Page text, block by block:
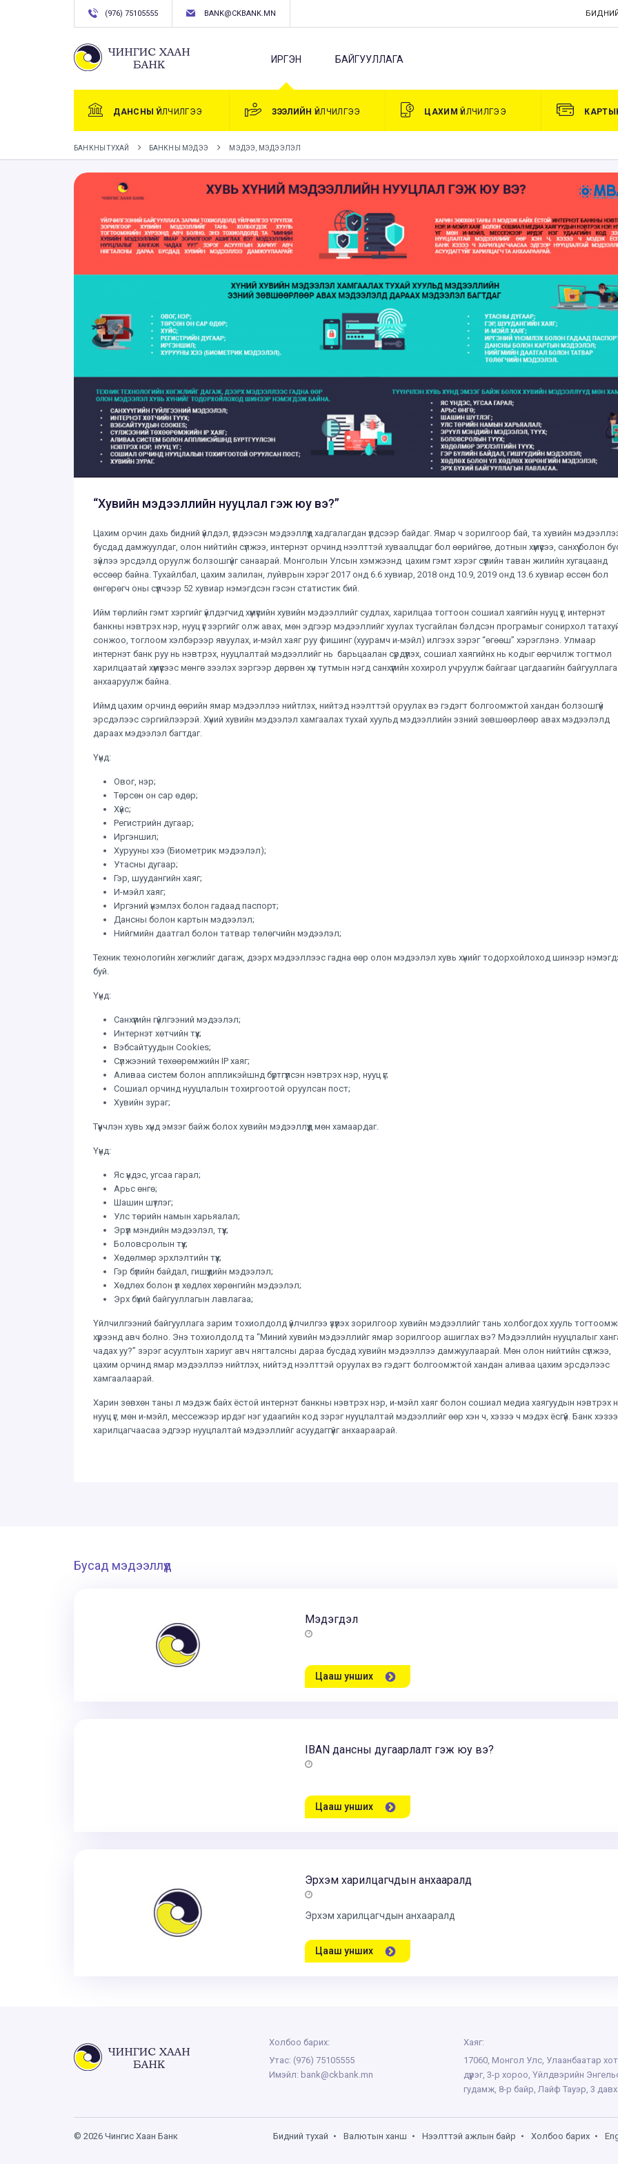
(976) 75105555 BANK@CKBANK.MN
ИРГЭН БАЙГУУЛЛАГА
ДАНСНЫ ҮЙЛЧИЛГЭЭ ЗЭЭЛИЙН ҮЙЛЧИЛГЭЭ ЦАХИМ ҮЙЛЧИЛГЭЭ
БАНКНЫ ТУХАЙ БАНКНЫ МЭДЭЭ МЭДЭЭ, МЭДЭЭЛЭЛ
“Хувийн мэдээллийн нууцлал гэж юу вэ?”
Цахим орчин дахь бидний үйлдэл, үлдээсэн мэдээллүүд хадгалагдан үлдсээр байдаг. Ямар ч зорилгоор бай, та хувийн
бусдад дамжуулдаг, олон нийтийн сүлжээ, интернэт орчинд нээлттэй хуваалцдаг бол өөрийгөө, дотнын хүмүүсээ, санхүү болон
зүйлээ эрсдэлд оруулж болзошгүйг санаарай. Монголын Улсын хэмжээнд цахим гэмт хэрэг сүүлийн таван жилийн хугацаанд
өссөөр байна. Тухайлбал, цахим залилан, луйврын хэрэг 2017 онд 6.6 хувиар, 2018 онд 10.9, 2019 онд 13.6 хувиар өссөн бол
өнгөрөгч оны сүүлчээр 52 хувиар нэмэгдсэн гэсэн статистик бий.
Ийм төрлийн гэмт хэргийг үйлдэгчид хүмүүсийн хувийн мэдээллийг судлах, харилцаа тогтоон сошиал хаягийн нууц үг, интернэт
банкны нэвтрэх нэр, нууц үг зэргийг олж авах, мөн эдгээр мэдээллийг хуулах тусгайлан бэлдсэн програмыг сонирхол
сонжоо, тоглоом хэлбэрээр явуулах, и-мэйл хаяг руу фишинг (хуурамч и-мэйл) илгээх зэрэг “өгөөш” хэрэглэнэ. Улмаар
интернэт банк руу нь нэвтрэх, нууцлалтай мэдээллийг нь барьцаалан сүрдүүлэх, сошиал хаягийнх нь кодыг өөрчилж тогтмол
харилцаатай хүмүүсээс мөнгө зээлэх зэргээр дөрвөн хүн тутмын нэгд санхүүгийн хохирол учруулж байгааг цагдаагийн
анхааруулж байна.
Иймд цахим орчинд өөрийн ямар мэдээллээ нийтлэх, нийтэд нээлттэй оруулах вэ гэдэгт болгоомжтой хандан болзошгүй
эрсдэлээс сэргийлээрэй. Хүний хувийн мэдээлэл хамгаалах тухай хуульд мэдээллийн эзний зөвшөөрлөөр авах мэдээлэлд
дараах мэдээлэл багтдаг.
Үүнд:
Овог, нэр;
Төрсөн он сар өдөр;
Хүйс;
Регистрийн дугаар;
Иргэншил;
Хурууны хээ (Биометрик мэдээлэл);
Утасны дугаар;
Гэр, шуудангийн хаяг;
И-мэйл хаяг;
Иргэний үнэмлэх болон гадаад паспорт;
Дансны болон картын мэдээлэл;
Нийгмийн даатгал болон татвар төлөгчийн мэдээлэл;
Техник технологийн хөгжлийг дагаж, дээрх мэдээллээс гадна өөр олон мэдээлэл хувь хүнийг тодорхойлоход шинээр
буй.
Үүнд:
Санхүүгийн гүйлгээний мэдээлэл;
Интернэт хөтчийн түүх;
Вэбсайтуудын Cookies;
Сүлжээний төхөөрөмжийн IP хаяг;
Аливаа систем болон аппликэйшнд бүртгүүлсэн нэвтрэх нэр, нууц үг;
Сошиал орчинд нууцлалын тохиргоотой оруулсан пост;
Хувийн зураг;
Түүнчлэн хувь хүнд эмзэг байж болох хувийн мэдээллүүд мөн хамаардаг.
Үүнд:
Яс үндэс, угсаа гарал;
Арьс өнгө;
Шашин шүтлэг;
Улс төрийн намын харьяалал;
Эрүүл мэндийн мэдээлэл, түүх;
Боловсролын түүх;
Хөдөлмөр эрхлэлтийн түүх;
Гэр бүлийн байдал, гишүүдийн мэдээлэл;
Хөдлөх болон үл хөдлөх хөрөнгийн мэдээлэл;
Эрх бүхий байгууллагын лавлагаа;
Үйлчилгээний байгууллага зарим тохиолдолд үйлчилгээ үзүүлэх зорилгоор хувийн мэдээллийг тань холбогдох хууль
хүрээнд авч болно. Энэ тохиолдолд та “Миний хувийн мэдээллийг ямар зорилгоор ашиглах вэ? Мэдээллийн нууцлалыг
чадах уу?” зэрэг асуултын хариуг авч нягталсны дараа бусдад хувийн мэдээллээ дамжуулаарай. Мөн олон нийтийн сүлжээ,
цахим орчинд ямар мэдээллээ нийтлэх, нийтэд нээлттэй оруулах вэ гэдэгт болгоомжтой хандан аливаа цахим эрсдэлээс
хамгаалаарай.
Харин зөвхөн таны л мэдэж байх ёстой интернэт банкны нэвтрэх нэр, и-мэйл хаяг болон сошиал медиа хаягуудын нэвтрэх
нууц үг, мөн и-мэйл, мессежээр ирдэг нэг удаагийн код зэрэг нууцлалтай мэдээллийг өөр хэн ч, хэзээ ч мэдэх ёсгүй. Банк
харилцагчаасаа эдгээр нууцлалтай мэдээллийг асуудаггүйг анхаараарай.
Бусад мэдээллүүд
Мэдэгдэл
Цааш унших
IBAN дансны дугаарлалт гэж юу вэ?
Цааш унших
Эрхэм харилцагчдын анхааралд
Эрхэм харилцагчдын анхааралд
Цааш унших
Холбоо барих:
Утас: (976) 75105555
Имэйл: bank@ckbank.mn
Хаяг:
17060, Монгол Улс, Улаанбаатар
дүүрэг, 3-р хороо, Үйлдвэрийн
гудамж, 8-р байр, Лайф Тауэр, 3
© 2026 Чингис Хаан Банк Бидний тухай • Валютын ханш • Нээлттэй ажлын байр • Холбоо барих •